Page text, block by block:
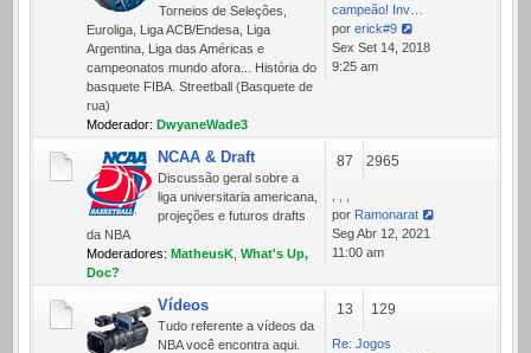
Torneios de Seleções,
Euroliga, Liga ACB/Endesa, Liga
Argentina, Liga das Américas e
campeonatos mundo afora... História do
basquete FIBA. Streetball (Basquete de
rua)
Moderador: DwyaneWade3
campeão! Inv…
por erick#9
Ver
última
Sex Set 14, 2018
9:25 am
NCAA & Draft
Discussão geral sobre a
liga universitaria americana,
projeções e futuros drafts
da NBA
Moderadores: MatheusK What's Up,
Doc?
87 2965
por Ramonarat
Ver
última
Seg Abr 12, 2021
11:00 am
Vídeos
Tudo referente a ví­deos da
NBA você encontra aqui.
13 129
Re: Jogos